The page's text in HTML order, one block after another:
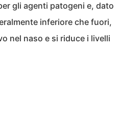
gli agenti patogeni e, dato
inferiore che fuori,
nel naso e si riduce i livelli